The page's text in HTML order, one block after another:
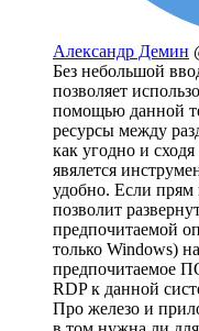
Александр Демин
Без небольшой
позволяет
помощью данной
ресурсы между
как угодно и
явялется
удобно. Если
позволит
предпочитаемой
только Windows)
предпочитаемое
RDP к данной
Про железо и